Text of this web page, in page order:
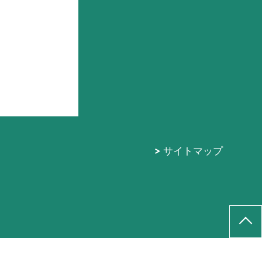
サイトマップ